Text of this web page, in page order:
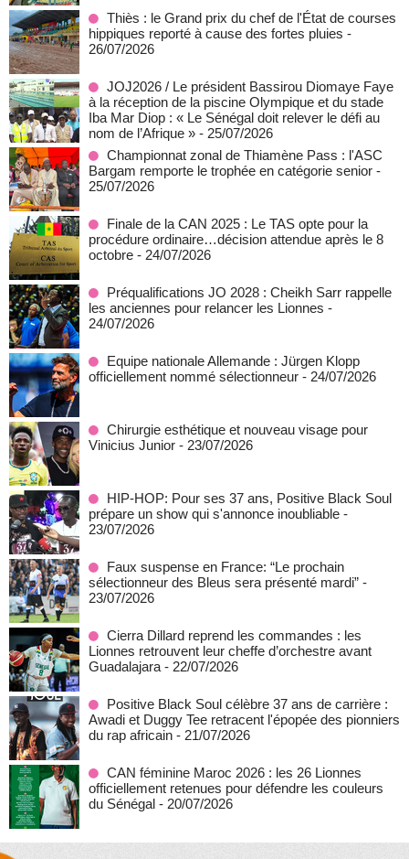
Thiès : le Grand prix du chef de l'État de courses
hippiques reporté à cause des fortes pluies -
26/07/2026
JOJ2026 / Le président Bassirou Diomaye Faye
à la réception de la piscine Olympique et du stade
Iba Mar Diop : « Le Sénégal doit relever le défi au
nom de l’Afrique » - 25/07/2026
Championnat zonal de Thiamène Pass : l'ASC
Bargam remporte le trophée en catégorie senior -
25/07/2026
Finale de la CAN 2025 : Le TAS opte pour la
procédure ordinaire…décision attendue après le 8
octobre - 24/07/2026
Préqualifications JO 2028 : Cheikh Sarr rappelle
les anciennes pour relancer les Lionnes -
24/07/2026
Equipe nationale Allemande : Jürgen Klopp
officiellement nommé sélectionneur - 24/07/2026
Chirurgie esthétique et nouveau visage pour
Vinicius Junior - 23/07/2026
HIP-HOP: Pour ses 37 ans, Positive Black Soul
prépare un show qui s'annonce inoubliable -
23/07/2026
Faux suspense en France: “Le prochain
sélectionneur des Bleus sera présenté mardi” -
23/07/2026
Cierra Dillard reprend les commandes : les
Lionnes retrouvent leur cheffe d’orchestre avant
Guadalajara - 22/07/2026
Positive Black Soul célèbre 37 ans de carrière :
Awadi et Duggy Tee retracent l'épopée des pionniers
du rap africain - 21/07/2026
CAN féminine Maroc 2026 : les 26 Lionnes
officiellement retenues pour défendre les couleurs
du Sénégal - 20/07/2026